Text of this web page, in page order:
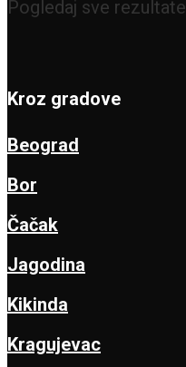
Pogledaj sve rezultate
Kroz gradove
Beograd
Bor
Čačak
Jagodina
Kikinda
Kragujevac